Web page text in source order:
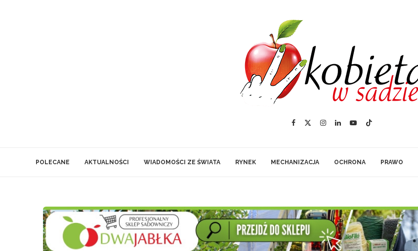
POLECANE AKTUALNOŚCI WIADOMOŚCI ZE ŚWIATA RYNEK MECHANIZACJA OCHRONA PRAWO